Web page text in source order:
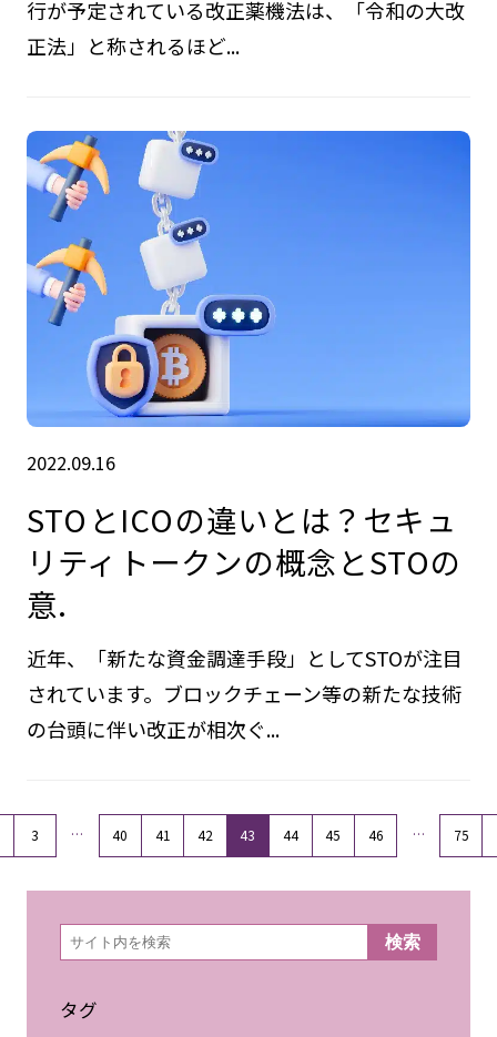
行が予定されている改正薬機法は、「令和の大改
正法」と称されるほど...
2022.09.16
STOとICOの違いとは？セキュ
リティトークンの概念とSTOの
意.
近年、「新たな資金調達手段」としてSTOが注目
されています。ブロックチェーン等の新たな技術
の台頭に伴い改正が相次ぐ...
3 … 40 41 42 43 44 45 46 … 75
検
索 検索
タグ